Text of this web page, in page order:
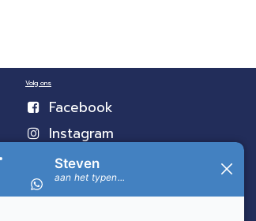
Volg ons
Facebook
Instagram